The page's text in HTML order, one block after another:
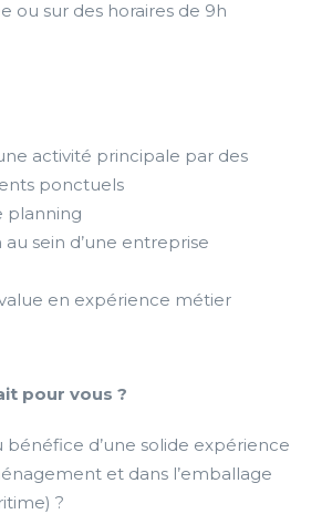
ou sur des horaires de 9h
activité principale par des
ponctuels
planning
sein d’une entreprise
en expérience métier
pour vous ?
bénéfice d’une solide expérience
et dans l’emballage
?